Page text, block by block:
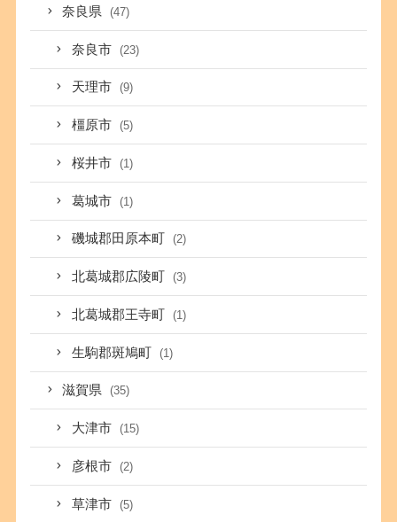
奈良県 (47)
奈良市 (23)
天理市 (9)
橿原市 (5)
桜井市 (1)
葛城市 (1)
磯城郡田原本町 (2)
北葛城郡広陵町 (3)
北葛城郡王寺町 (1)
生駒郡斑鳩町 (1)
滋賀県 (35)
大津市 (15)
彦根市 (2)
草津市 (5)